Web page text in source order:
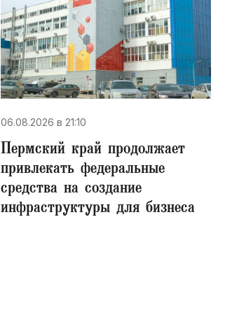
06.08.2026 в 21:10
Пермский край продолжает
привлекать федеральные
средства на создание
инфраструктуры для бизнеса